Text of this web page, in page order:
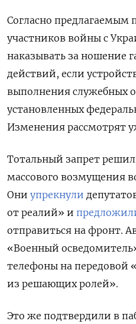
Согласно предлагаемым
участников войны с
наказывать за ношение
действий, если
выполнения служебных
установленных
Изменения рассмотрят
Тотальный запрет
массового возмущения
Они упрекнули
от реалий» и
отправиться на фронт.
«Военный
телефоны на передовой
из решающих ролей».
Это же подтвердили в